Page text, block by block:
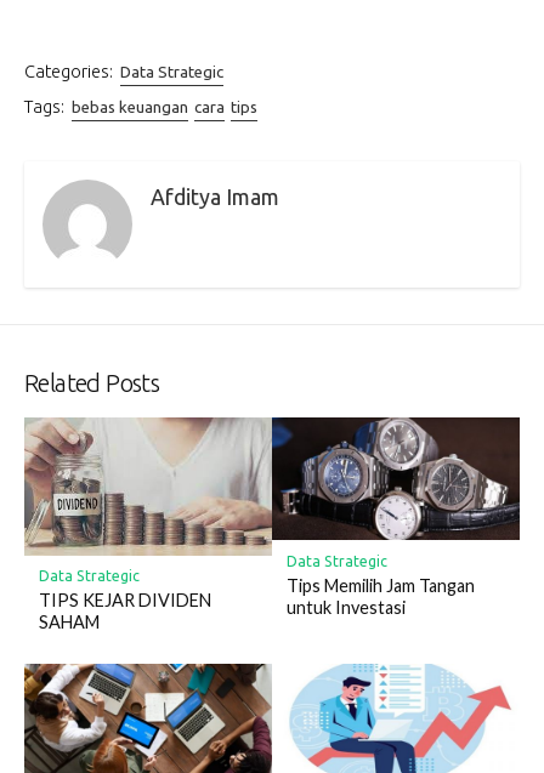
Categories: Data Strategic
Tags: bebas keuangan cara tips
Afditya Imam
Related Posts
Data Strategic
TIPS KEJAR DIVIDEN
SAHAM
Data Strategic
Tips Memilih Jam Tangan
untuk Investasi